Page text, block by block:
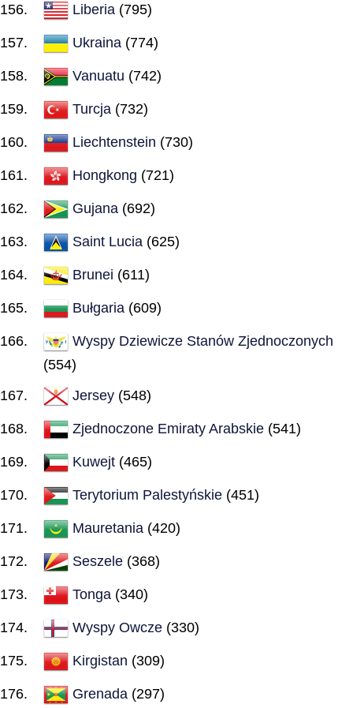
Liberia (795)
Ukraina (774)
Vanuatu (742)
Turcja (732)
Liechtenstein (730)
Hongkong (721)
Gujana (692)
Saint Lucia (625)
Brunei (611)
Bułgaria (609)
Wyspy Dziewicze Stanów Zjednoczonych
(554)
Jersey (548)
Zjednoczone Emiraty Arabskie (541)
Kuwejt (465)
Terytorium Palestyńskie (451)
Mauretania (420)
Seszele (368)
Tonga (340)
Wyspy Owcze (330)
Kirgistan (309)
Grenada (297)